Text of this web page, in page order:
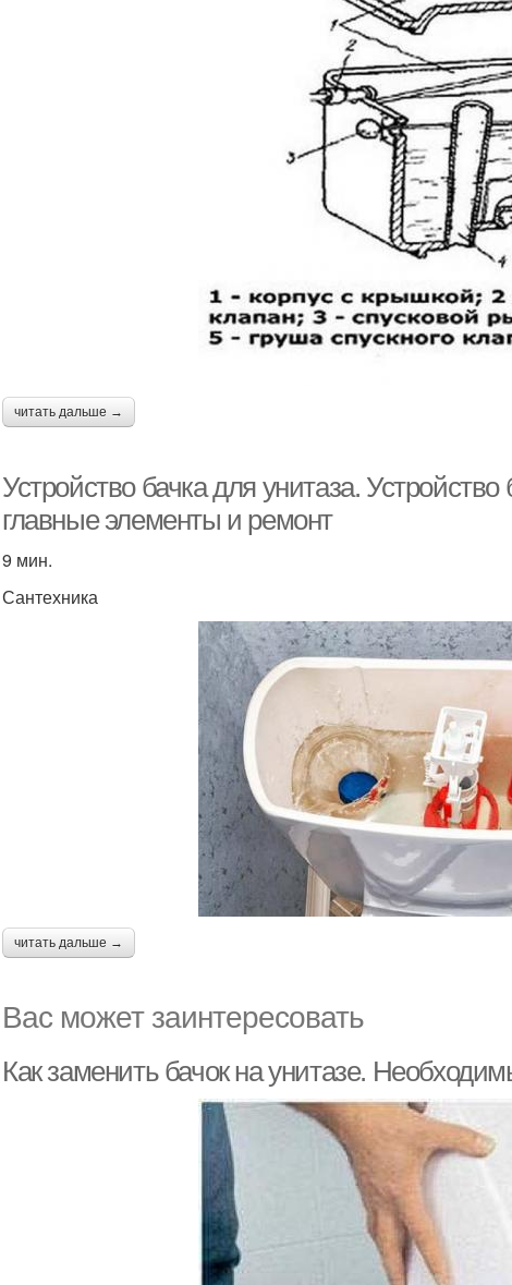
читать дальше →
Устройство бачка для унитаза.
главные элементы и ремонт
9 мин.
Сантехника
читать дальше →
Вас может заинтересовать
Как заменить бачок на унитазе.